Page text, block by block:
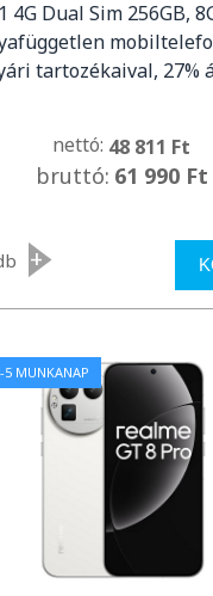
4G Dual Sim 256GB,
tartozékaival, 27%
nettó: 48 811 Ft
bruttó: 61 990 Ft
+
5 MUNKANAP